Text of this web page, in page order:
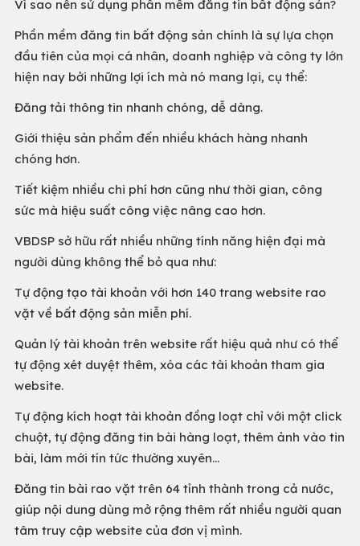
Vì sao nên sử dụng phần mềm đăng tin bất động sản?
Phần mềm đăng tin bất động sản chính là sự lựa chọn
đầu tiên của mọi cá nhân, doanh nghiệp và công ty lớn
hiện nay bởi những lợi ích mà nó mang lại, cụ thể:
Đăng tải thông tin nhanh chóng, dễ dàng.
Giới thiệu sản phẩm đến nhiều khách hàng nhanh
chóng hơn.
Tiết kiệm nhiều chi phí hơn cũng như thời gian, công
sức mà hiệu suất công việc nâng cao hơn.
VBDSP sở hữu rất nhiều những tính năng hiện đại mà
người dùng không thể bỏ qua như:
Tự động tạo tài khoản với hơn 140 trang website rao
vặt về bất động sản miễn phí.
Quản lý tài khoản trên website rất hiệu quả như có thể
tự động xét duyệt thêm, xóa các tài khoản tham gia
website.
Tự động kích hoạt tài khoản đồng loạt chỉ với một click
chuột, tự động đăng tin bài hàng loạt, thêm ảnh vào tin
bài, làm mới tín tức thường xuyên…
Đăng tin bài rao vặt trên 64 tỉnh thành trong cả nước,
giúp nội dung dùng mở rộng thêm rất nhiều người quan
tâm truy cập website của đơn vị mình.